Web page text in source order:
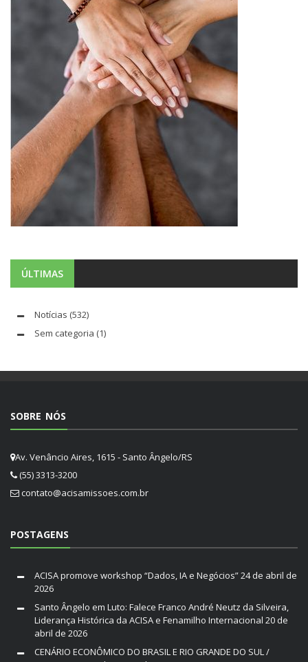
ÚLTIMAS
Notícias (532)
Sem categoria (1)
SOBRE NÓS
Av. Venâncio Aires, 1615 - Santo Ângelo/RS
(55) 3313-3200
contato@acisamissoes.com.br
POSTAGENS
ACISA promove workshop “Dados, IA e Negócios”24 de abril de
2026
Santo Ângelo em Luto: Falece Franco André Neutz da Silveira,
Liderança Histórica da ACISA e Fenamilho Internacional 20 de
abril de 2026
CENÁRIO ECONÔMICO DO BRASIL E RIO GRANDE DO SUL /